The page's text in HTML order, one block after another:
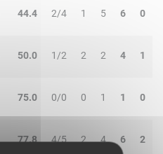
44.4 2/4 1 5 6 0
50.0 1/2 2 2 4 1
75.0 0/0 0 1 1 0
77.8 4/5 2 4 6 2